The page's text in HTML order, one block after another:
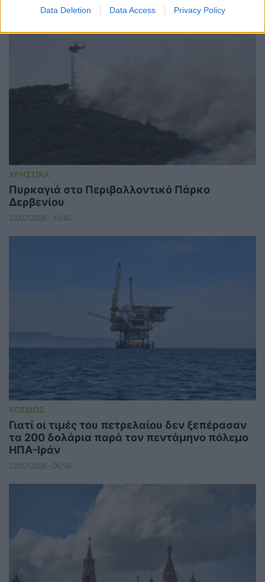
Data Deletion Data Access Privacy Policy
ΧΡΗΣΤΙΚΑ
Πυρκαγιά στο Περιβαλλοντικό Πάρκο
Δερβενίου
23/07/2026 - 10:40
ΚΟΣΜΟΣ
Γιατί οι τιμές του πετρελαίου δεν ξεπέρασαν
τα 200 δολάρια παρά τον πεντάμηνο πόλεμο
ΗΠΑ-Ιράν
22/07/2026 - 06:50